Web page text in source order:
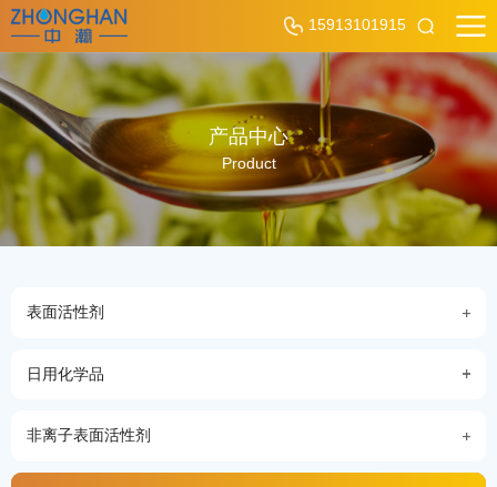
15913101915
产品中心
Product
表面活性剂
日用化学品
非离子表面活性剂